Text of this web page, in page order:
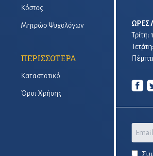
ΩΡΕΣ
Τρίτη:
Email
Κόστος
Μητρώο Ψυχολόγων
ΠΕΡΙΣΣΟΤΕΡΑ
Καταστατικό
Όροι Χρήσης